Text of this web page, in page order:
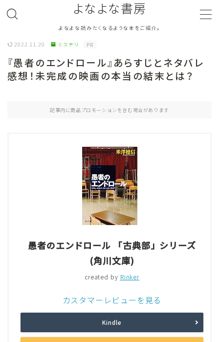
よなよな書房
よなよな読みたくなるような本をご紹介。
ジャンル Genre
Evaluation
読書をより楽しむ Good Reading
2022.11.20 ミステリ PR
『愚者のエンドロール』あらすじとネタバレ
感想！未完成の映画の本当の結末とは？
記事内に商品プロモーションを含む場合があります
愚者のエンドロール 「古典部」シリーズ
(角川文庫)
created by Rinker
カスタマーレビューを見る
Kindle